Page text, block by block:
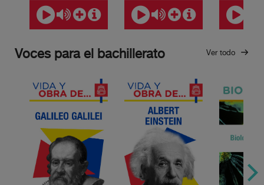
Voces para el bachillerato Ver todo